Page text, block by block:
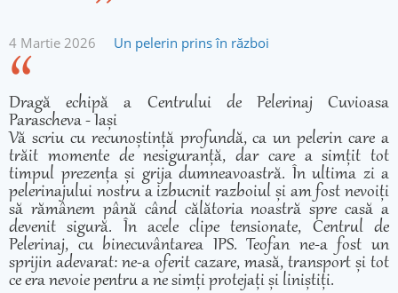
4 Martie 2026 Un pelerin prins în război
Dragă echipă a Centrului de Pelerinaj Cuvioasa
Parascheva - Iași
Vă scriu cu recunoștință profundă, ca un pelerin care a
trăit momente de nesiguranță, dar care a simțit tot
timpul prezența și grija dumneavoastră. În ultima zi a
pelerinajului nostru a izbucnit razboiul și am fost nevoiți
să rămânem până când călătoria noastră spre casă a
devenit sigură. În acele clipe tensionate, Centrul de
Pelerinaj, cu binecuvântarea IPS. Teofan ne-a fost un
sprijin adevarat: ne-a oferit cazare, masă, transport și tot
ce era nevoie pentru a ne simți protejați și liniștiți.